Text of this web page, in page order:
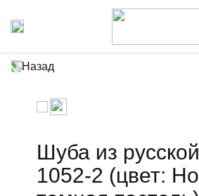
Назад
Шуба из
1052-2 (цвет: